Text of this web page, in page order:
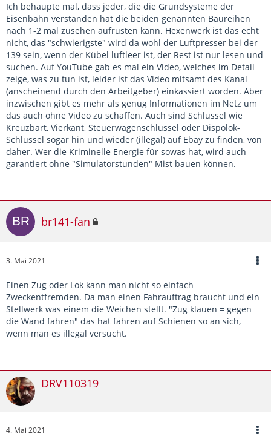
Ich behaupte mal, dass jeder, die die Grundsysteme der
Eisenbahn verstanden hat die beiden genannten Baureihen
nach 1-2 mal zusehen aufrüsten kann. Hexenwerk ist das echt
nicht, das "schwierigste" wird da wohl der Luftpresser bei der
139 sein, wenn der Kübel luftleer ist, der Rest ist nur lesen und
suchen. Auf YouTube gab es mal ein Video, welches im Detail
zeige, was zu tun ist, leider ist das Video mitsamt des Kanal
(anscheinend durch den Arbeitgeber) einkassiert worden. Aber
inzwischen gibt es mehr als genug Informationen im Netz um
das auch ohne Video zu schaffen. Auch sind Schlüssel wie
Kreuzbart, Vierkant, Steuerwagenschlüssel oder Dispolok-
Schlüssel sogar hin und wieder (illegal) auf Ebay zu finden, von
daher. Wer die Kriminelle Energie für sowas hat, wird auch
garantiert ohne "Simulatorstunden" Mist bauen können.
br141-fan
3. Mai 2021
Einen Zug oder Lok kann man nicht so einfach
Zweckentfremden. Da man einen Fahrauftrag braucht und ein
Stellwerk was einem die Weichen stellt. "Zug klauen = gegen
die Wand fahren" das hat fahren auf Schienen so an sich,
wenn man es illegal versucht.
DRV110319
4. Mai 2021